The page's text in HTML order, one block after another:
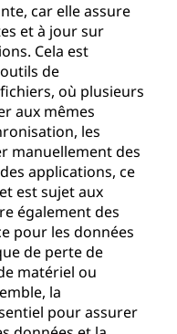
car elle assure
et à jour sur
Cela est
de
où plusieurs
aux mêmes
les
manuellement des
applications, ce
est sujet aux
également des
pour les données
de perte de
matériel ou
la
pour assurer